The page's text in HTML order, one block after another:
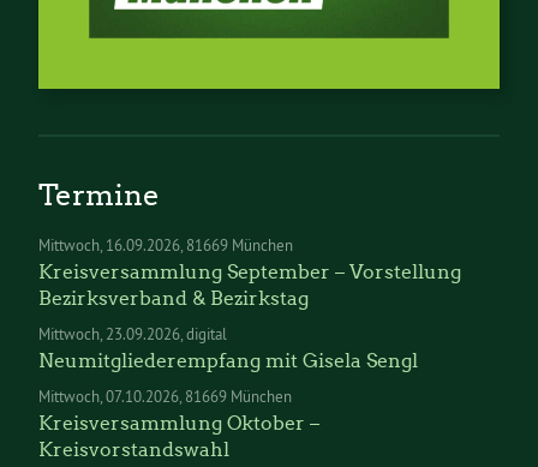
Termine
Mittwoch 16.09.2026 81669 München
Kreisversammlung September – Vorstellung
Bezirksverband & Bezirkstag
Mittwoch 23.09.2026 digital
Neumitgliederempfang mit Gisela Sengl
Mittwoch 07.10.2026 81669 München
Kreisversammlung Oktober –
Kreisvorstandswahl